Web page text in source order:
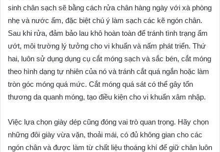
sinh chân sạch sẽ bằng cách rửa chân hàng ngày với xà phòng
nhẹ và nước ấm, đặc biệt chú ý làm sạch các kẽ ngón chân.
Sau khi rửa, đảm bảo lau khô hoàn toàn để tránh tình trạng ẩm
ướt, môi trường lý tưởng cho vi khuẩn và nấm phát triển. Thứ
hai, luôn sử dụng dụng cụ cắt móng sạch và sắc bén, cắt móng
theo hình dạng tự nhiên của nó và tránh cắt quá ngắn hoặc làm
tròn góc móng quá mức. Cắt móng quá sát có thể gây tổn
thương da quanh móng, tạo điều kiện cho vi khuẩn xâm nhập.
Việc lựa chọn giày dép cũng đóng vai trò quan trọng. Hãy chọn
những đôi giày vừa vặn, thoải mái, có đủ không gian cho các
ngón chân và được làm từ chất liệu thoáng khí để giữ chân luôn